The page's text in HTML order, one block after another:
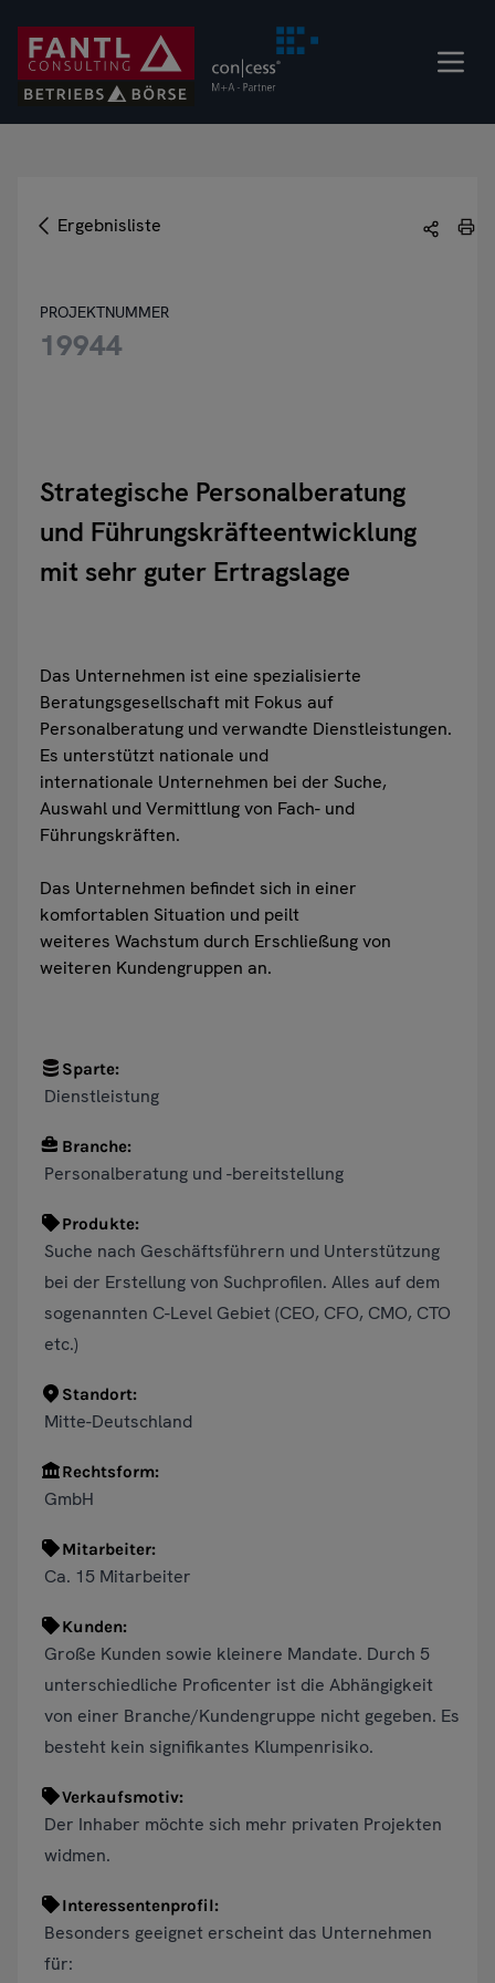
zum
Inhalt
Ergebnisliste
PROJEKTNUMMER
19944
Strategische Personalberatung
und Führungskräfteentwicklung
mit sehr guter Ertragslage
Das Unternehmen ist eine spezialisierte
Beratungsgesellschaft mit Fokus auf
Personalberatung und verwandte Dienstleistungen.
Es unterstützt nationale und
internationale Unternehmen bei der Suche,
Auswahl und Vermittlung von Fach- und
Führungskräften.
Das Unternehmen befindet sich in einer
komfortablen Situation und peilt
weiteres Wachstum durch Erschließung von
weiteren Kundengruppen an.
Sparte:
Dienstleistung
Branche:
Personalberatung und -bereitstellung
Produkte:
Suche nach Geschäftsführern und Unterstützung
bei der Erstellung von Suchprofilen. Alles auf dem
sogenannten C-Level Gebiet (CEO, CFO, CMO, CTO
etc.)
Standort:
Mitte-Deutschland
Rechtsform:
GmbH
Mitarbeiter:
Ca. 15 Mitarbeiter
Kunden:
Große Kunden sowie kleinere Mandate. Durch 5
unterschiedliche Proficenter ist die Abhängigkeit
von einer Branche/Kundengruppe nicht gegeben. Es
besteht kein signifikantes Klumpenrisiko.
Verkaufsmotiv:
Der Inhaber möchte sich mehr privaten Projekten
widmen.
Interessentenprofil:
Besonders geeignet erscheint das Unternehmen
für: